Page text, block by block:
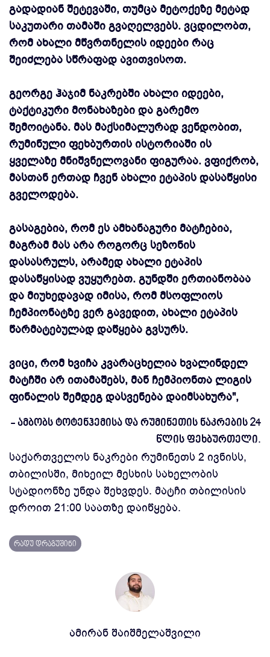
გადადიან შეტევაში, თუმცა მეტოქეზე მეტად
საკუთარი თამაში გვაღელვებს. ვცდილობთ,
რომ ახალი მწვრთნელის იდეები რაც
შეიძლება სწრაფად ავითვისოთ.
გეორგე ჰაჯიმ ნაკრებში ახალი იდეები,
ტაქტიკური მონახაზები და გარემო
შემოიტანა. მას მაქსიმალურად ვენდობით,
რუმინული ფეხბურთის ისტორიაში ის
ყველაზე მნიშვნელოვანი ფიგურაა. ვფიქრობ,
მასთან ერთად ჩვენ ახალი ეტაპის დასაწყისი
გველოდება.
გასაგებია, რომ ეს ამხანაგური მატჩებია,
მაგრამ მას არა როგორც სეზონის
დასასრულს, არამედ ახალი ეტაპის
დასაწყისად ვუყურებთ. გუნდში ერთიანობაა
და მიუხედავად იმისა, რომ მსოფლიოს
ჩემპიონატზე ვერ გავედით, ახალი ეტაპის
წარმატებულად დაწყება გვსურს.
ვიცი, რომ ხვიჩა კვარაცხელია ხვალინდელ
მატჩში არ ითამაშებს, მან ჩემპიონთა ლიგის
ფინალის შემდეგ დასვენება დაიმსახურა",
- ამბობს ტოტენჰემისა და რუმინეთის ნაკრების 24
წლის ფეხბურთელი.
საქართველოს ნაკრები რუმინეთს 2 ივნისს,
თბილისში, მიხეილ მესხის სახელობის
სტადიონზე უნდა შეხვდეს. მატჩი თბილისის
დროით 21:00 საათზე დაიწყება.
რადუ დრაგუშინი
ამირან შაიშმელაშვილი